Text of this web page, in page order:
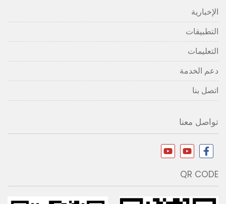
الإخبارية
التطبيقات
التعليمات
دعم الخدمة
اتصل بنا
تواصل معنا
QR CODE